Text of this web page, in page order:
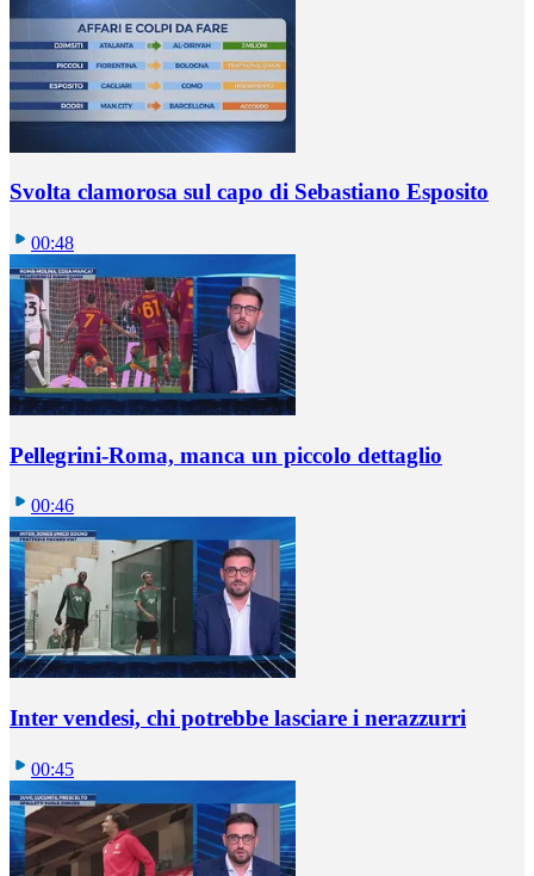
Svolta clamorosa sul capo di Sebastiano Esposito
00:48
Pellegrini-Roma, manca un piccolo dettaglio
00:46
Inter vendesi, chi potrebbe lasciare i nerazzurri
00:45